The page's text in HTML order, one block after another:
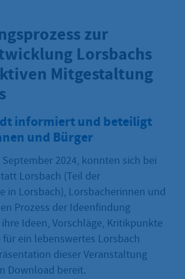
zur
Lorsbachs
Mitgestaltung
informiert und beteiligt
und Bürger
2024, konnten sich bei
Lorsbach (Teil der
in Lorsbach), Lorsbacherinnen und
Prozess der Ideenfindung
Ideen, Vorschläge, Kritikpunkte
für ein lebenswertes Lorsbach
dieser Veranstaltung
Download bereit.